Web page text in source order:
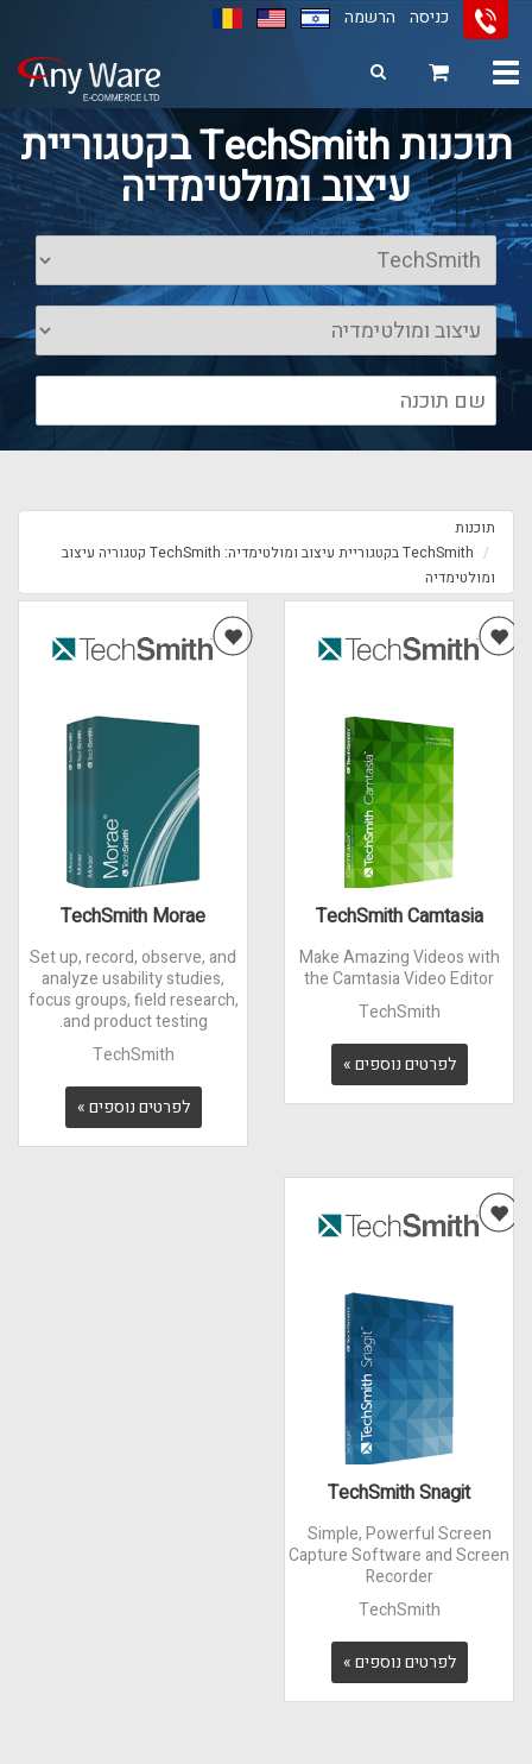
11
12
13
כניסה הרשמה
Toggle
תוכנות TechSmith בקטגוריית
עיצוב ומולטימדיה
תוכנות
TechSmith בקטגוריית עיצוב ומולטימדיה: TechSmith קטגוריה עיצוב
ומולטימדיה
TechSmith Camtasia
Make Amazing Videos with
the Camtasia Video Editor
TechSmith
לפרטים נוספים »
TechSmith Morae
Set up, record, observe, and
analyze usability studies,
focus groups, field research,
and product testing.
TechSmith
לפרטים נוספים »
TechSmith Snagit
Simple, Powerful Screen
Capture Software and Screen
Recorder
TechSmith
לפרטים נוספים »